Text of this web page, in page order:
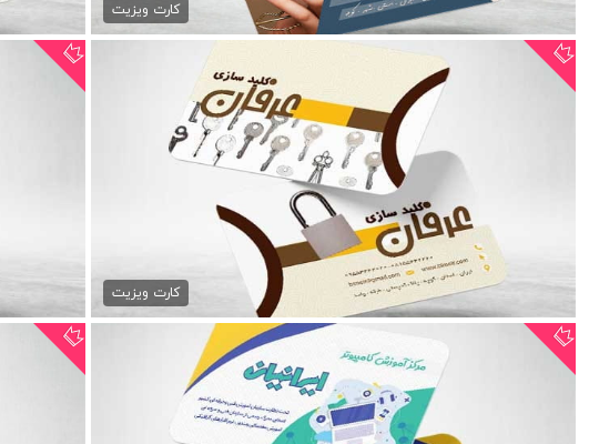
کارت ویزیت
کارت ویزیت کلید سازی psd
79,000 تومان
کارت ویزیت